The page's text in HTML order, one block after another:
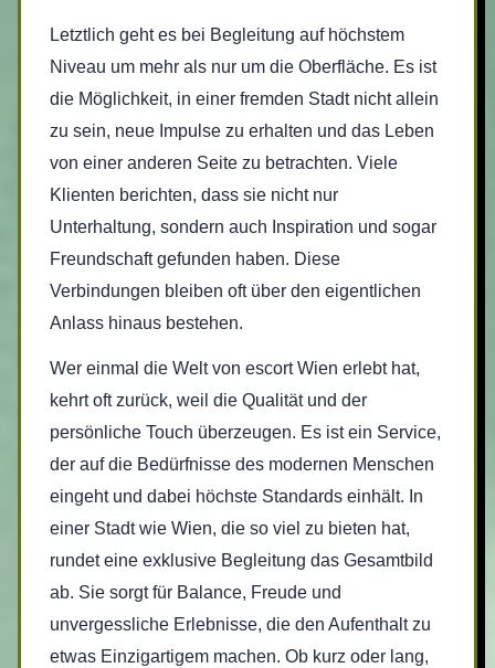
Letztlich geht es bei Begleitung auf höchstem
Niveau um mehr als nur um die Oberfläche. Es ist
die Möglichkeit, in einer fremden Stadt nicht allein
zu sein, neue Impulse zu erhalten und das Leben
von einer anderen Seite zu betrachten. Viele
Klienten berichten, dass sie nicht nur
Unterhaltung, sondern auch Inspiration und sogar
Freundschaft gefunden haben. Diese
Verbindungen bleiben oft über den eigentlichen
Anlass hinaus bestehen.
Wer einmal die Welt von escort Wien erlebt hat,
kehrt oft zurück, weil die Qualität und der
persönliche Touch überzeugen. Es ist ein Service,
der auf die Bedürfnisse des modernen Menschen
eingeht und dabei höchste Standards einhält. In
einer Stadt wie Wien, die so viel zu bieten hat,
rundet eine exklusive Begleitung das Gesamtbild
ab. Sie sorgt für Balance, Freude und
unvergessliche Erlebnisse, die den Aufenthalt zu
etwas Einzigartigem machen. Ob kurz oder lang,